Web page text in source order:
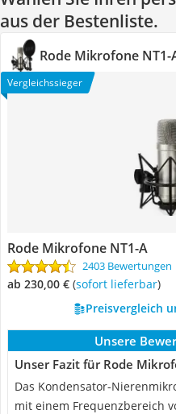
aus der Bestenliste.
Rode Mikrofone NT1-
Vergleichssieger
Rode Mikrofone NT1-A
2403 Bewertungen
ab 230,00 € ( Sofort lieferbar)
Preisvergleich
Unsere
Unser Fazit für Rode
Das Kondensator-
mit einem Frequenzbereich